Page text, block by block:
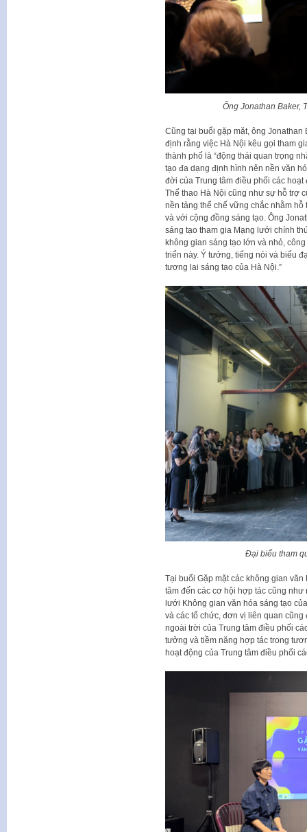
Ông Jonathan Baker,
Cũng tại buổi gặp mặt, ông
định rằng việc Hà Nội kêu gọi tham
thành phố là “động thái quan trọng
tạo đa dạng định hình nên nền văn
đời của Trung tâm điều phối các
Thể thao Hà Nội cũng như sự hỗ trợ
nền tảng thể chế vững chắc nhằm
và với cộng đồng sáng tạo. Ông
sáng tạo tham gia Mạng lưới chính
không gian sáng tạo lớn và nhỏ,
triển này. Ý tưởng, tiếng nói và biểu
tương lai sáng tạo của Hà Nội.”
Đại biểu tham
Tại buổi Gặp mặt các không gian
tâm đến các cơ hội hợp tác cũng
lưới Không gian văn hóa sáng tạo
và các tổ chức, đơn vị liên quan
ngoài trời của Trung tâm điều phối
tưởng và tiềm năng hợp tác trong
hoạt động của Trung tâm điều phối